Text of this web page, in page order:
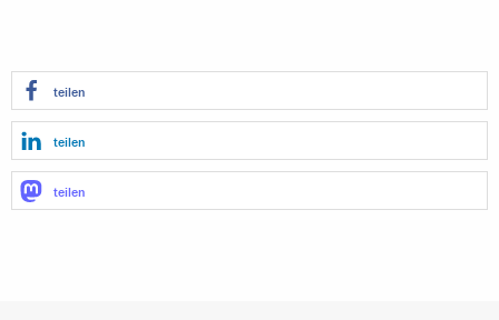
teilen
teilen
teilen